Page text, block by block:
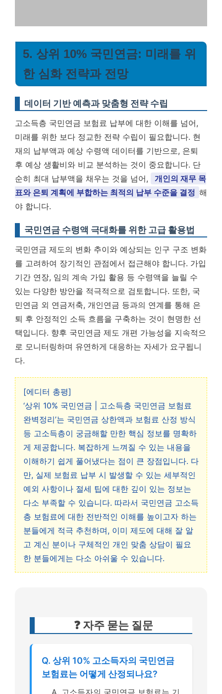
5. 상위 10% 국민연금: 미래를 위
한 심화 전략과 전망
데이터 기반 예측과 맞춤형 전략 수립
고소득층 국민연금 보험료 납부에 대한 이해를 넘어,
미래를 위한 보다 정교한 전략 수립이 필요합니다. 현
재의 납부액과 예상 수령액 데이터를 기반으로, 은퇴
후 예상 생활비와 비교 분석하는 것이 중요합니다. 단
순히 최대 납부액을 채우는 것을 넘어,
개인의 재무 목
표와 은퇴 계획에 부합하는 최적의 납부 수준을 결정 해
야 합니다.
국민연금 수령액 극대화를 위한 고급 활용법
국민연금 제도의 변화 추이와 예상되는 인구 구조 변화
를 고려하여 장기적인 관점에서 접근해야 합니다. 가입
기간 연장, 임의 계속 가입 활용 등 수령액을 늘릴 수
있는 다양한 방안을 적극적으로 검토합니다. 또한, 국
민연금 외 연금저축, 개인연금 등과의 연계를 통해 은
퇴 후 안정적인 소득 흐름을 구축하는 것이 현명한 선
택입니다. 향후 국민연금 제도 개편 가능성을 지속적으
로 모니터링하며 유연하게 대응하는 자세가 요구됩니
다.
[에디터 총평]
‘상위 10% 국민연금 | 고소득층 국민연금 보험료
완벽정리’는 국민연금 상한액과 보험료 산정 방식
등 고소득층이 궁금해할 만한 핵심 정보를 명확하
게 제공합니다. 복잡하게 느껴질 수 있는 내용을
이해하기 쉽게 풀어냈다는 점이 큰 장점입니다. 다
만, 실제 보험료 납부 시 발생할 수 있는 세부적인
예외 사항이나 절세 팁에 대한 깊이 있는 정보는
다소 부족할 수 있습니다. 따라서 국민연금 고소득
층 보험료에 대한 전반적인 이해를 높이고자 하는
분들에게 적극 추천하며, 이미 제도에 대해 잘 알
고 계신 분이나 구체적인 개인 맞춤 상담이 필요
한 분들에게는 다소 아쉬울 수 있습니다.
❓ 자주 묻는 질문
Q. 상위 10% 고소득자의 국민연금
보험료는 어떻게 산정되나요?
A. 고소득자의 국민연금 보험료는 기